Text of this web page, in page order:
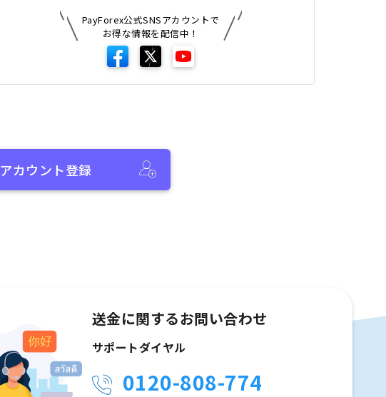
PayForex公式SNSアカウントで
お得な情報を配信中！
アカウント登録
送金に関するお問い合わせ
サポートダイヤル
0120-808-774